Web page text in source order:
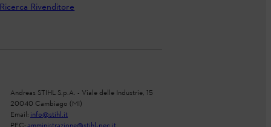
Ricerca Rivenditore
Andreas STIHL S.p.A. - Viale delle Industrie, 15
20040 Cambiago (MI)
Email: info@stihl.it